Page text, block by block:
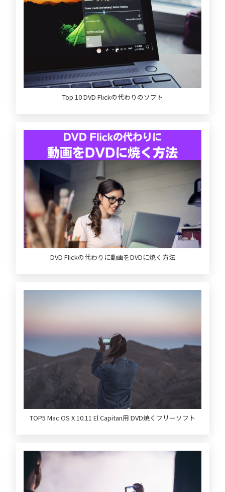
Top 10 DVD Flickの代わりのソフト
DVD Flickの代わりに動画をDVDに焼く方法
TOP5 Mac OS X 10.11 El Capitan用 DVD焼くフリーソフト